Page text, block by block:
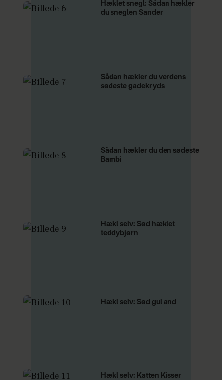
Hæklet snegl: Sådan hækler
du sneglen Sander
Sådan hækler du verdens
sødeste gadekryds
Sådan hækler du den sødeste
Bambi
Hækl selv: Sød hæklet
teddybjørn
Hækl selv: Sød gul and
Hækl selv: Katten Kisser